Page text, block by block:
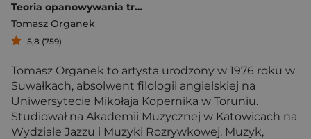
Teoria opanowywania trwogi
Tomasz Organek
5,8 (759)
Tomasz Organek to artysta urodzony w 1976 roku w
Suwałkach, absolwent filologii angielskiej na
Uniwersytecie Mikołaja Kopernika w Toruniu.
Studiował na Akademii Muzycznej w Katowicach na
Wydziale Jazzu i Muzyki Rozrywkowej. Muzyk,